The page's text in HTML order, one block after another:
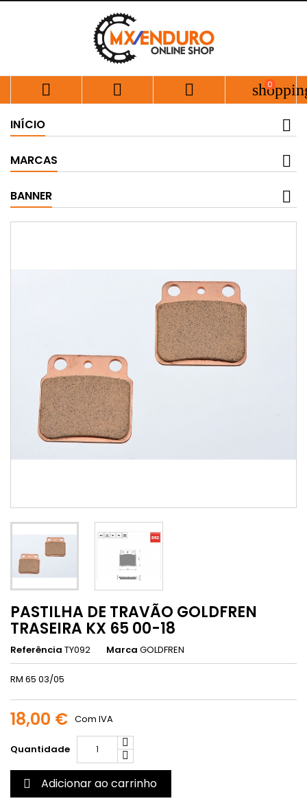
   0
INÍCIO
MARCAS
BANNER
PASTILHA DE TRAVÃO GOLDFREN
TRASEIRA KX 65 00-18
Referência TY092 Marca GOLDFREN
RM 65 03/05
18,00 € Com IVA
Quantidade
 Adicionar ao carrinho